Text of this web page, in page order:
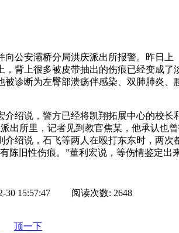
公安灞桥分局洪庆派出所报警。昨日上
背上很多被皮带抽出的伤痕已经变成了
诊断为左臀部溃疡伴感染、双肺肺炎、
绍说，警方已经将凯翔拓展中心的校长
出所里，记者见到教官焦某，他承认也
绍说，石飞等两人在殴打东东时，两次
陈旧性伤痕。”董利宏说，等伤情鉴定出
30 15:57:47 阅读次数: 2648
顶一下